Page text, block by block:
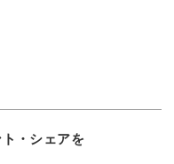
・シェアを